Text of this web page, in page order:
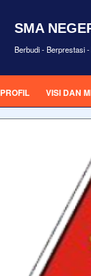
SMA
Berbudi - Berprestasi -
PROFIL VISI DAN